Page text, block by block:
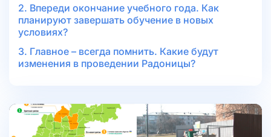
2. Впереди окончание учебного года. Как
планируют завершать обучение в новых
условиях?
3. Главное – всегда помнить. Какие будут
изменения в проведении Радоницы?